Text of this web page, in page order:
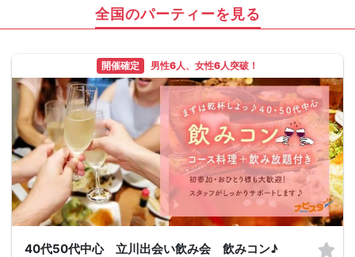
全国のパーティーを見る
開催確定 男性6人、女性6人突破！
40代50代中心 立川出会い飲み会 飲みコン♪